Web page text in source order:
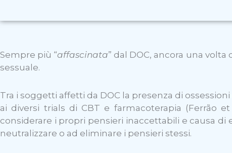
Sempre più “affascinata” dal DOC, ancora una
sessuale.
Tra i soggetti affetti da DOC la presenza di
ai diversi trials di CBT e farmacoterapia (Ferrão
considerare i propri pensieri inaccettabili e causa
neutralizzare o ad eliminare i pensieri stessi.